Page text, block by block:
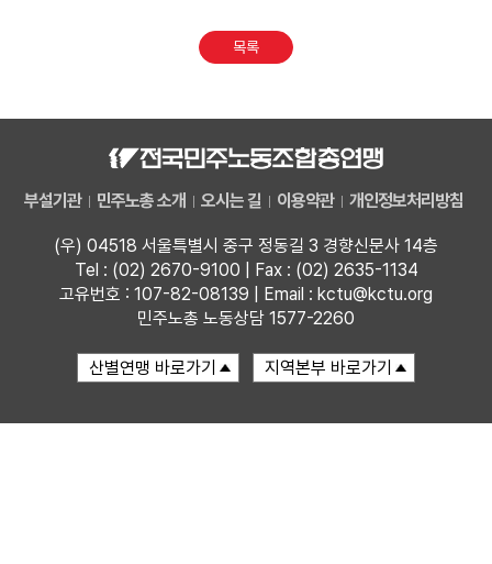
목록
부설기관 민주노총 소개 오시는 길 이용약관 개인정보처리방침
(우) 04518 서울특별시 중구 정동길 3 경향신문사 14층
Tel : (02) 2670-9100 | Fax : (02) 2635-1134
고유번호 : 107-82-08139 | Email : kctu@kctu.org
민주노총 노동상담 1577-2260